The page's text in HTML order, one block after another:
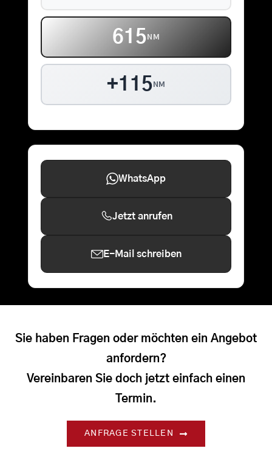
615 NM
+115 NM
WhatsApp
Jetzt anrufen
E-Mail schreiben
Sie haben Fragen oder möchten ein Angebot
anfordern?
Vereinbaren Sie doch jetzt einfach einen
Termin.
ANFRAGE STELLEN